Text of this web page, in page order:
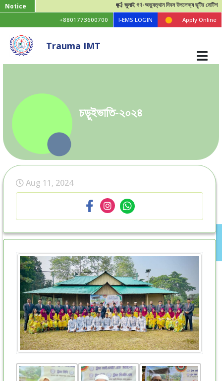
Notice জুলাই গণ-অভ্যুত্থান দিবস উপলেক্ষ্য ছুটির নোটিশ
+8801773600700 I-EMS LOGIN Apply Online
Trauma IMT
চড়ুইভাতি-২০২৪
Aug 11, 2024